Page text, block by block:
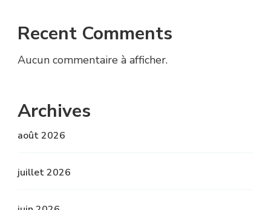
Recent Comments
Aucun commentaire à afficher.
Archives
août 2026
juillet 2026